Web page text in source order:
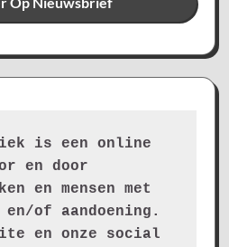
is een online
en door
en mensen met
en/of aandoening.
en onze social